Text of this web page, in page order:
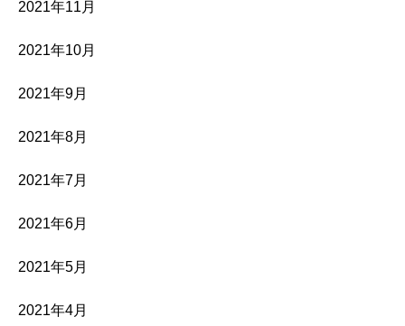
2021年11月
2021年10月
2021年9月
2021年8月
2021年7月
2021年6月
2021年5月
2021年4月